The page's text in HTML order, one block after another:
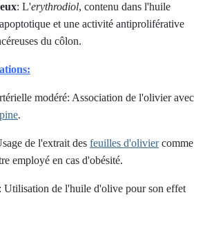
: L'erythrodiol, contenu dans l'huile
et une activité antiproliférative
du côlon.
modéré: Association de l'olivier avec
.
de l'extrait des feuilles d'oliviercomme
employé en cas d'obésité.
Utilisation de l'huile d'olive pour son effet